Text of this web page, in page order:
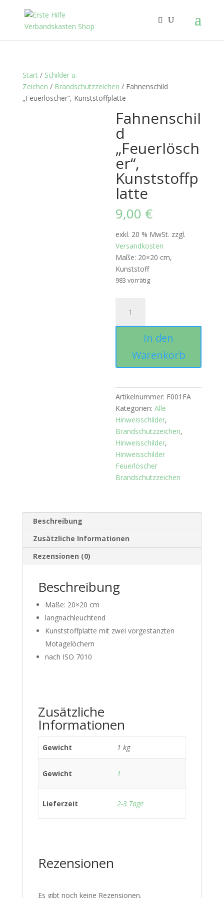
Start/ Schilder u.
Zeichen / Brandschutzzeichen / Fahnenschild
„Feuerlöscher“, Kunststoffplatte
Fahnenschil
d
„Feuerlösch
er“,
Kunststoffp
latte
9,00 €
exkl. 20 % MwSt. zzgl.
Versandkosten
Maße: 20×20 cm,
Kunststoff
983 vorrätig
"Feuerlöscher",
Kunststoffplatte
In den
Warenkorb
Artikelnummer: F001FA
Kategorien:Alle
Hinweisschilder,
Brandschutzzeichen,
Hinweisschilder,
Hinweisschilder
Feuerlöscher
Brandschutzzeichen
Beschreibung
Zusätzliche Informationen
Rezensionen (0)
Beschreibung
Maße: 20×20 cm
langnachleuchtend
Kunststoffplatte mit zwei vorgestanzten
Motagelöchern
nach ISO 7010
Zusätzliche
Informationen
Gewicht 1 kg
Gewicht 1
Lieferzeit 2-3 Tage
Rezensionen
Es gibt noch keine Rezensionen.